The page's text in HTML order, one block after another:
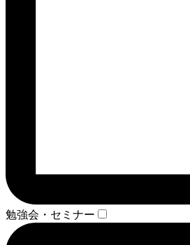
勉強会・セミナー